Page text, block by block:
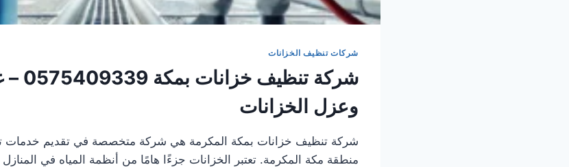
شركات تنظيف الخزانات
شركة
وعزل الخزانات
شركة تنظيف خزانات بمكة المكرمة هي شركة متخصصة في تقديم خدمات
منطقة مكة المكرمة. تعتبر الخزانات جزءًا هامًا من أنظمة المياه في المنازل